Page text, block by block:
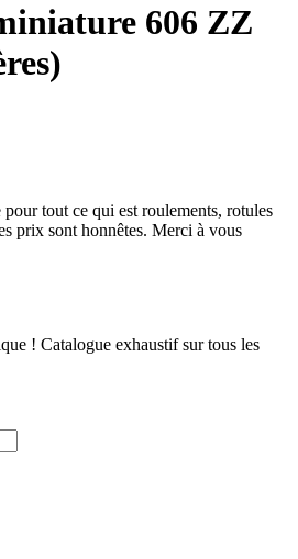
606 ZZ
pour tout ce qui est roulements, rotules
prix sont honnêtes. Merci à vous
! Catalogue exhaustif sur tous les